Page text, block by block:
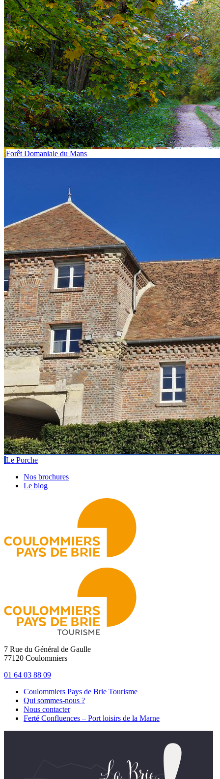
Forêt Domaniale du Mans
Le Porche
Nos brochures
Le blog
7 Rue du Général de Gaulle
77120 Coulommiers
01 64 03 88 09
Coulommiers Pays de Brie Tourisme
Qui sommes-nous ?
Nous contacter
Ferté Confluences – Port loisirs de la Marne